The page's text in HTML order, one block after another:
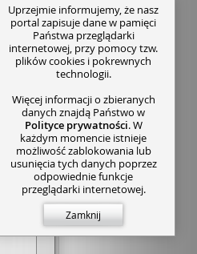
Uprzejmie informujemy, że nasz
portal zapisuje dane w pamięci
Państwa przeglądarki
internetowej, przy pomocy tzw.
plików cookies i pokrewnych
technologii.
Więcej informacji o zbieranych
danych znajdą Państwo w
Polityce prywatności. W
każdym momencie istnieje
możliwość zablokowania lub
usunięcia tych danych poprzez
odpowiednie funkcje
przeglądarki internetowej.
Zamknij